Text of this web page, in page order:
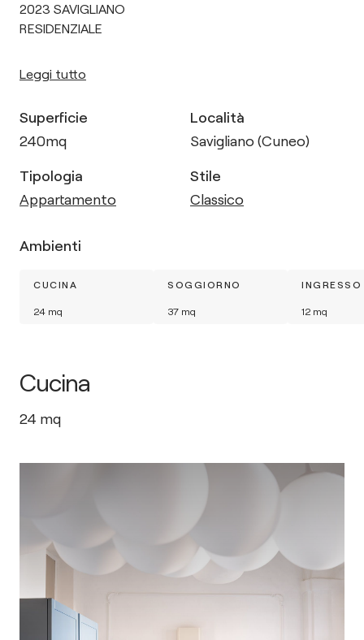
2023 SAVIGLIANO
RESIDENZIALE
Leggi tutto
Superficie
240mq
Località
Savigliano (Cuneo)
Tipologia
Appartamento
Stile
Classico
Ambienti
CUCINA
24 mq
SOGGIORNO
37 mq
INGRESSO
12 mq
Cucina
24 mq